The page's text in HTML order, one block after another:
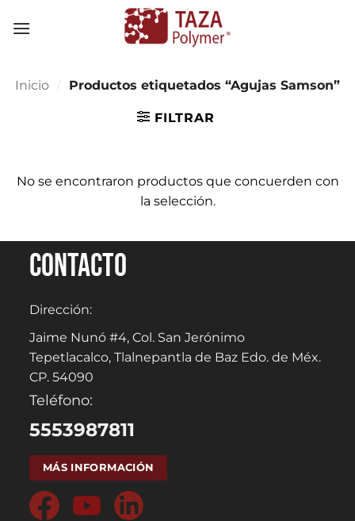
Inicio / Productos etiquetados “Agujas Samson”
FILTRAR
No se encontraron productos que concuerden con
la selección.
Contacto
Dirección:
Jaime Nunó #4, Col. San Jerónimo
Tepetlacalco, Tlalnepantla de Baz Edo. de Méx.
CP. 54090
Teléfono:
5553987811
MÁS INFORMACIÓN